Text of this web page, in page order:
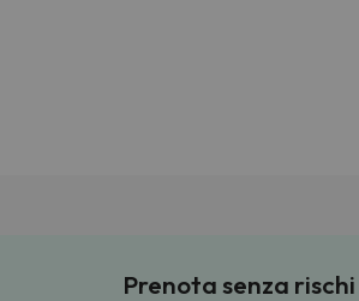
Prenota senza